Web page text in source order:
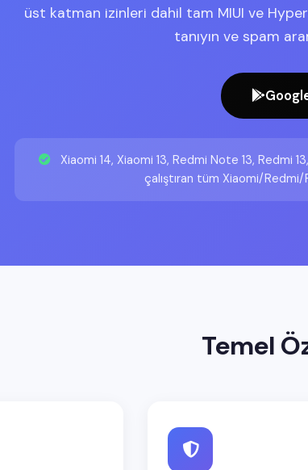
üst katman izinleri dahil tam MIUI ve
tanıyın ve spam
Xiaomi 14, Xiaomi 13, Redmi Note 13, Redmi
çalıştıran tüm Xiaomi/
Temel